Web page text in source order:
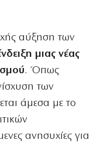
αύξηση των
μιας νέας
. Όπως
των
άμεσα με το
ανησυχίες για